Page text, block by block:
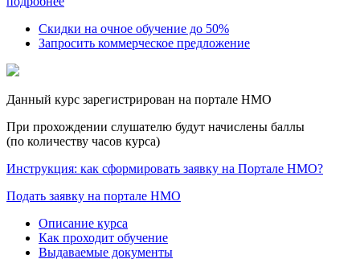
Скидки на очное обучение до 50%
Запросить коммерческое предложение
Данный курс зарегистрирован на портале НМО
При прохождении слушателю будут начислены баллы
(по количеству часов курса)
Инструкция: как сформировать заявку на Портале НМО?
Подать заявку на портале НМО
Описание курса
Как проходит обучение
Выдаваемые документы